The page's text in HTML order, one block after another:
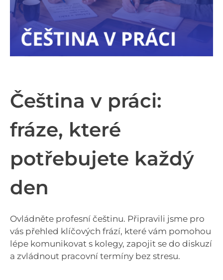
Čeština v práci:
fráze, které
potřebujete každý
den
Ovládněte profesní češtinu. Připravili jsme pro
vás přehled klíčových frází, které vám pomohou
lépe komunikovat s kolegy, zapojit se do diskuzí
a zvládnout pracovní termíny bez stresu.